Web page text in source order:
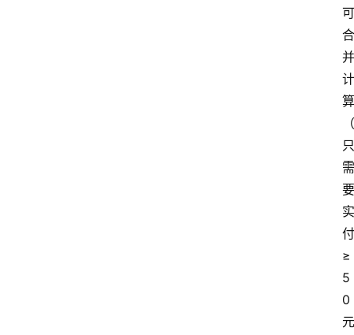
可
合
并
计
算
（
只
需
要
实
付
≥
5
0
元